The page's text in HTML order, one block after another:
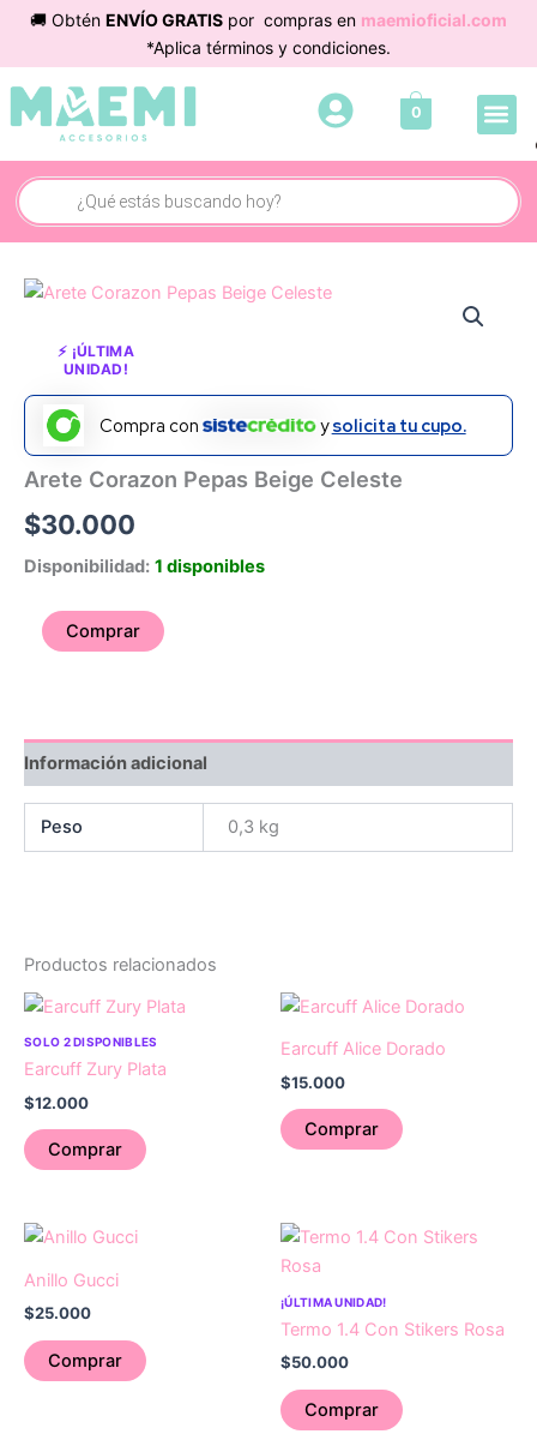
contenido
🚚 Obtén ENVÍO GRATIS por compras en maemioficial.com
*Aplica términos y condiciones.
0
Búsqueda
de
productos
⚡ ¡ÚLTIMA
UNIDAD!
Compra con ysolicita tu cupo.
Arete Corazon Pepas Beige Celeste
$30.000
Disponibilidad: 1 disponibles
Arete
Beige
cantidad
Comprar
Información adicional
Peso 0,3 kg
Productos relacionados
SOLO 2 DISPONIBLES
Earcuff Zury Plata
$12.000
Comprar
Earcuff Alice Dorado
$15.000
Comprar
Anillo Gucci
$25.000
Comprar
¡ÚLTIMA UNIDAD!
Termo 1.4 Con Stikers Rosa
$50.000
Comprar